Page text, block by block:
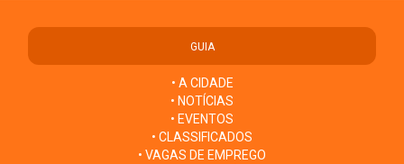
GUIA
• A CIDADE
• NOTÍCIAS
• EVENTOS
• CLASSIFICADOS
• VAGAS DE EMPREGO